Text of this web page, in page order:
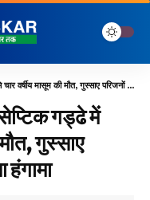
मौत, गुस्साए परिजनों ने अस्पताल में मचाया हंगामा
गड्ढे में
गुस्साए
हंगामा